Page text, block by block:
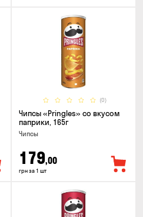
(0)
Чипсы «Pringles» со вкусом
паприки, 165г
Чипсы
179,00
грн за 1 шт